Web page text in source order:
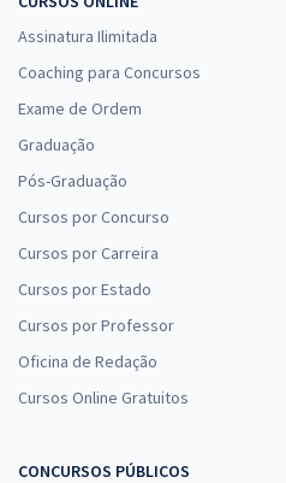
Assinatura Ilimitada
Coaching para Concursos
Exame de Ordem
Graduação
Pós-Graduação
Cursos por Concurso
Cursos por Carreira
Cursos por Estado
Cursos por Professor
Oficina de Redação
Cursos Online Gratuitos
CONCURSOS PÚBLICOS